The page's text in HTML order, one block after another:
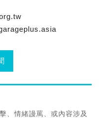
、情緒謾罵、或內容涉及